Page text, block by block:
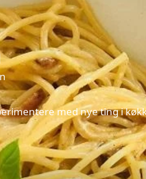
med nye ting i